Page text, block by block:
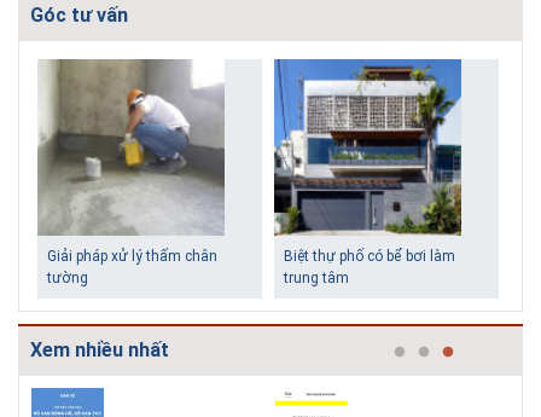
Góc tư vấn
Giải pháp xử lý thấm chân
tường
Biệt thự phố có bể bơi làm
trung tâm
Xem nhiều nhất